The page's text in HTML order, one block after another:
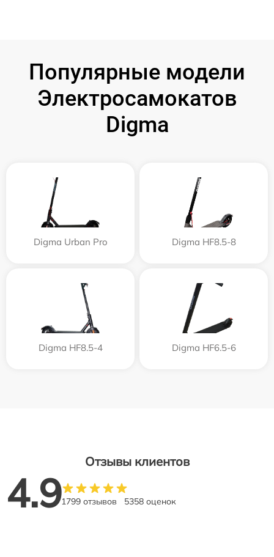
Популярные модели
Электросамокатов
Digma
Digma Urban Pro Digma HF8.5-8
Digma HF8.5-4 Digma HF6.5-6
Отзывы клиентов
4.91799 отзывов 5358 оценок